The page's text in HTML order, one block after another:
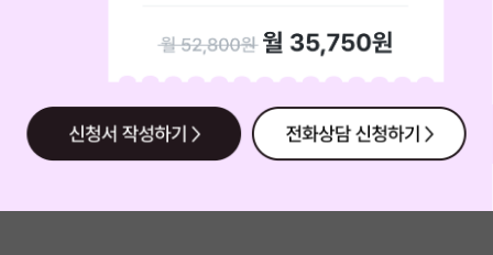
유플러스 기본 상품권 350,000원 알닷 단독 추가 상품권 (알뜰폰 결